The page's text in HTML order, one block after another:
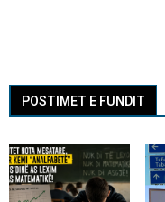
POSTIMET E FUNDIT